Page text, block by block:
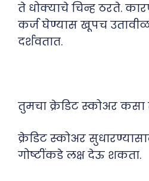
ते धोक्याचे चिन्ह ठरते.
कर्ज घेण्यास खूपच
दर्शवतात.
तुमचा क्रेडिट स्कोअर कसा
क्रेडिट स्कोअर
गोष्टींकडे लक्ष देऊ शकता.